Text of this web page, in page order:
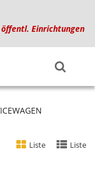
Einrichtungen
Liste Liste